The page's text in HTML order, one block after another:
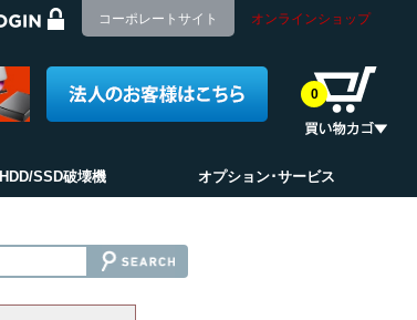
コーポレートサイト オンラインショップ
0
HDD/SSD破壊機 オプション･サービス